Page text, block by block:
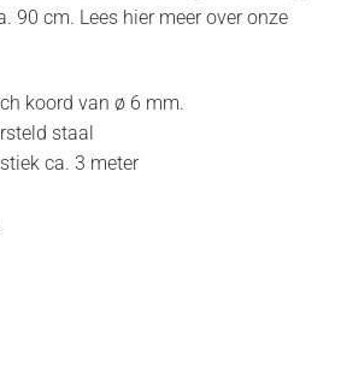
90 cm. Lees hier meer over onze
koord van ø 6 mm.
staal
ca. 3 meter
- RVS inox licht geschuurd - dubbel koord